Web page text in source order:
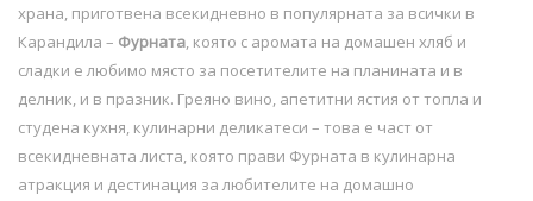
храна, приготвена всекидневно в популярната за всички в
Карандила – Фурната, която с аромата на домашен хляб и
сладки е любимо място за посетителите на планината и в
делник, и в празник. Греяно вино, апетитни ястия от топла и
студена кухня, кулинарни деликатеси – това е част от
всекидневната листа, която прави Фурната в кулинарна
атракция и дестинация за любителите на домашно